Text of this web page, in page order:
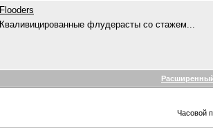
Flooders
Кваливицированные флудерасты со стажем...
Часовой